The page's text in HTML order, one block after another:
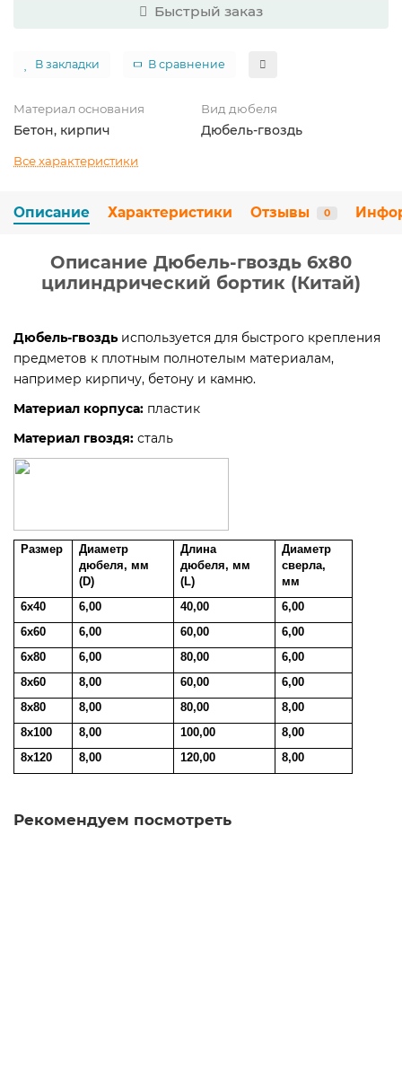
Быстрый заказ
В закладки В сравнение
Материал основания
Бетон, кирпич
Вид дюбеля
Дюбель-гвоздь
Все характеристики
Описание Характеристики Отзывы 0
Описание Дюбель-гвоздь 6х80
цилиндрический бортик (Китай)
Дюбель-гвоздь используется для быстрого крепления
предметов к плотным полнотелым материалам,
например кирпичу, бетону и камню.
Материал корпуса: пластик
Материал гвоздя: сталь
Размер
Диаметр
дюбеля, мм
(D)
Длина
дюбеля, мм
(L)
Диаметр
сверла,
мм
6х40
6,00 40,00
6,00
6х60
6,00 60,00
6,00
6х80
6,00 80,00
6,00
8х60
8,00 60,00
6,00
8х80
8,00 80,00
8,00
8х100
8,00 100,00
8,00
8х120
8,00 120,00 8,00
Рекомендуем посмотреть